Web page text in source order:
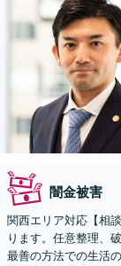
闇金被害
関西エリア対応【相
ります。任意整理、
最善の方法での生活